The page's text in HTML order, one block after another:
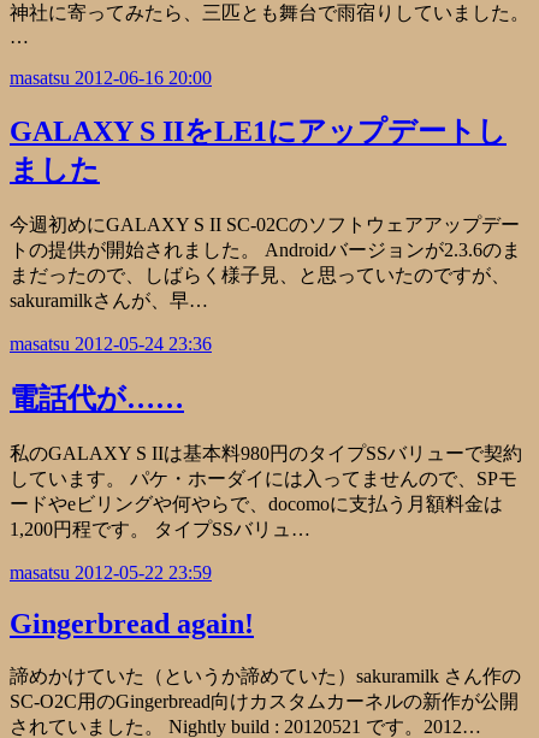
神社に寄ってみたら、三匹とも舞台で雨宿りしていました。
…
masatsu 2012-06-16 20:00
GALAXY S IIをLE1にアップデートし
ました
今週初めにGALAXY S II SC-02Cのソフトウェアアップデー
トの提供が開始されました。 Androidバージョンが2.3.6のま
まだったので、しばらく様子見、と思っていたのですが、
sakuramilkさんが、早…
masatsu 2012-05-24 23:36
電話代が……
私のGALAXY S IIは基本料980円のタイプSSバリューで契約
しています。 パケ・ホーダイには入ってませんので、SPモ
ードやeビリングや何やらで、docomoに支払う月額料金は
1,200円程です。 タイプSSバリュ…
masatsu 2012-05-22 23:59
Gingerbread again!
諦めかけていた（というか諦めていた）sakuramilk さん作の
SC-O2C用のGingerbread向けカスタムカーネルの新作が公開
されていました。 Nightly build : 20120521 です。2012…